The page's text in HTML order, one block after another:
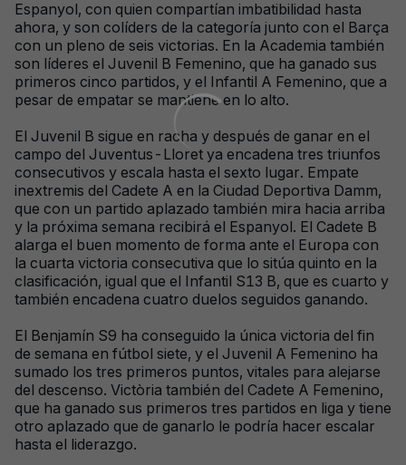
Espanyol, con quien compartían imbatibilidad hasta
ahora, y son colíders de la categoría junto con el Barça
con un pleno de seis victorias. En la Academia también
son líderes el Juvenil B Femenino, que ha ganado sus
primeros cinco partidos, y el Infantil A Femenino, que a
pesar de empatar se mantiene en lo alto.
El Juvenil B sigue en racha y después de ganar en el
campo del Juventus-Lloret ya encadena tres triunfos
consecutivos y escala hasta el sexto lugar. Empate
inextremis del Cadete A en la Ciudad Deportiva Damm,
que con un partido aplazado también mira hacia arriba
y la próxima semana recibirá el Espanyol. El Cadete B
alarga el buen momento de forma ante el Europa con
la cuarta victoria consecutiva que lo sitúa quinto en la
clasificación, igual que el Infantil S13 B, que es cuarto y
también encadena cuatro duelos seguidos ganando.
El Benjamín S9 ha conseguido la única victoria del fin
de semana en fútbol siete, y el Juvenil A Femenino ha
sumado los tres primeros puntos, vitales para alejarse
del descenso. Victòria también del Cadete A Femenino,
que ha ganado sus primeros tres partidos en liga y tiene
otro aplazado que de ganarlo le podría hacer escalar
hasta el liderazgo.